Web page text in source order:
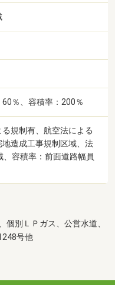
％、容積率：200％
規制有、航空法による
地造成工事規制区域、法
、容積率：前面道路幅員
別ＬＰガス、公営水道、
号他